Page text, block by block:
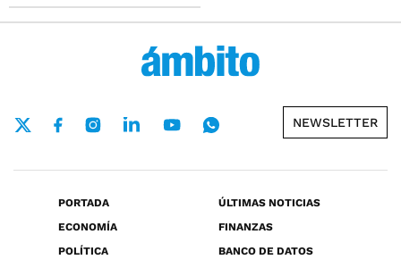
NEWSLETTER
PORTADA
ÚLTIMAS NOTICIAS
ECONOMÍA
FINANZAS
POLÍTICA
BANCO DE DATOS